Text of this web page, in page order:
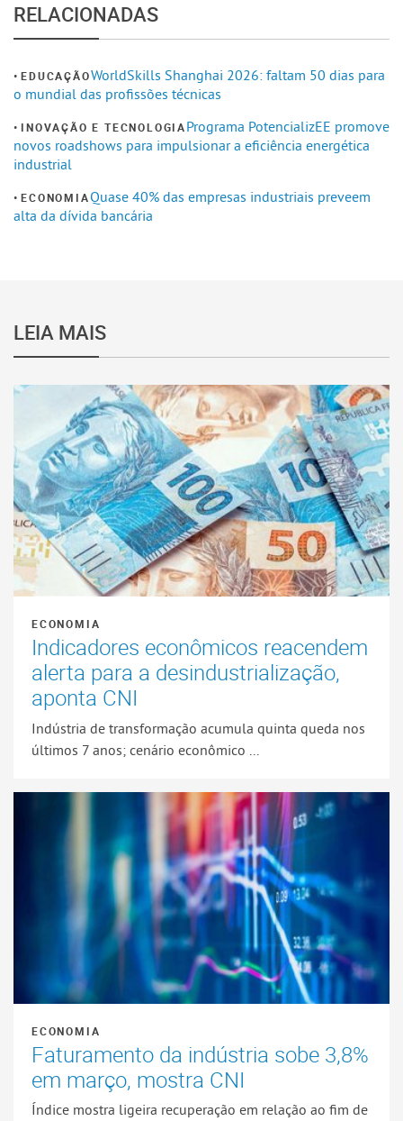
RELACIONADAS
EDUCAÇÃOWorldSkills Shanghai 2026: faltam 50 dias para
o mundial das profissões técnicas
INOVAÇÃO E TECNOLOGIAPrograma PotencializEE promove
novos roadshows para impulsionar a eficiência energética
industrial
ECONOMIAQuase 40% das empresas industriais preveem
alta da dívida bancária
LEIA MAIS
ECONOMIA
Indicadores econômicos reacendem
alerta para a desindustrialização,
aponta CNI
Indústria de transformação acumula quinta queda nos
últimos 7 anos; cenário econômico ...
ECONOMIA
Faturamento da indústria sobe 3,8%
em março, mostra CNI
Índice mostra ligeira recuperação em relação ao fim de